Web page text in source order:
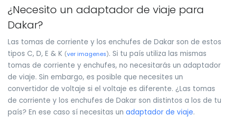
¿Necesito un adaptador de viaje para
Dakar?
Las tomas de corriente y los enchufes de Dakar son de estos
tipos C, D, E & K (ver imagenes). Si tu país utiliza las mismas
tomas de corriente y enchufes, no necesitarás un adaptador
de viaje. Sin embargo, es posible que necesites un
convertidor de voltaje si el voltaje es diferente. ¿Las tomas
de corriente y los enchufes de Dakar son distintos a los de tu
país? En ese caso sí necesitas un adaptador de viaje.